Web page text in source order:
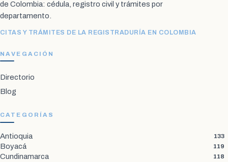
de Colombia: cédula, registro civil y trámites por
departamento.
CITAS Y TRÁMITES DE LA REGISTRADURÍA EN COLOMBIA
NAVEGACIÓN
Directorio
Blog
CATEGORÍAS
Antioquia 133
Boyacá 119
Cundinamarca 118